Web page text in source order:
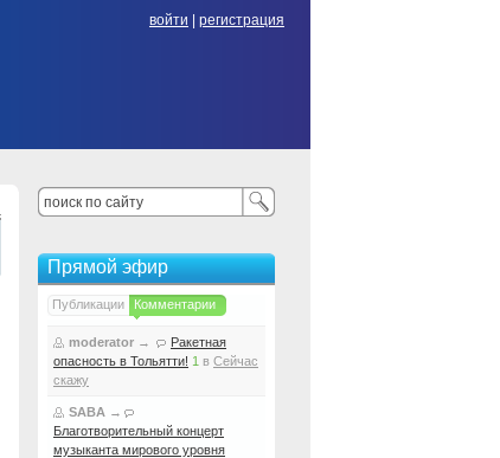
войти регистрация
Прямой эфир
Публикации Комментарии
moderator →
Ракетная
опасность в Тольятти! 1 в Сейчас
скажу
SABA →
Благотворительный концерт
музыканта мирового уровня